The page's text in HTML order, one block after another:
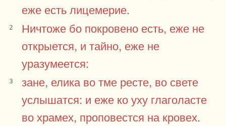
еже есть лицемерие.
2
Ничтоже бо покровено есть, еже не
открыется, и тайно, еже не
уразумеется:
3
зане, елика во тме ресте, во свете
услышатся: и еже ко уху глаголасте
во храмех, проповестся на кровех.